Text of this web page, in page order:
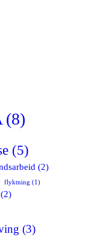
(8)
(5)
(2)
flyktning (1)
(2)
(3)